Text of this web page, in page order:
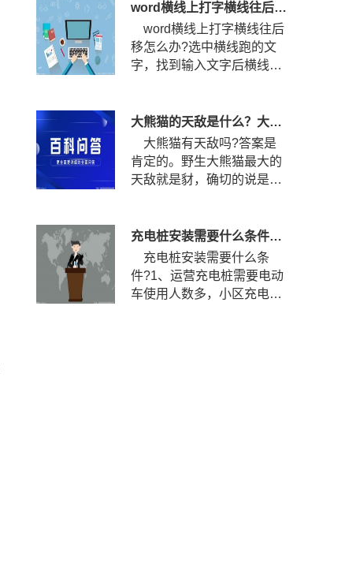
word横线上打字横线往后移怎么办？word横线上打字怎么居中？
word横线上打字横线往后
移怎么办?选中横线跑的文
字，找到输入文字后横线跑
大熊猫的天敌是什么？大熊猫的战斗力到底有多强？
大熊猫有天敌吗?答案是
肯定的。野生大熊猫最大的
天敌就是豺，确切的说是四
充电桩安装需要什么条件？安装充电桩需要什么手续？
充电桩安装需要什么条
件?1、运营充电桩需要电动
车使用人数多，小区充电使